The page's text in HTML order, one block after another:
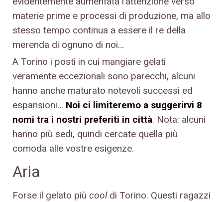
materie prime e processi di produzione, ma allo
stesso tempo continua a essere il re della
merenda di ognuno di noi…
A Torino i posti in cui mangiare gelati
veramente eccezionali sono parecchi, alcuni
hanno anche maturato notevoli successi ed
espansioni… Noi ci limiteremo a suggerirvi 8
nomi tra i nostri preferiti in città. Nota: alcuni
hanno più sedi, quindi cercate quella più
comoda alle vostre esigenze.
Aria
Forse il gelato più cooldi Torino. Questi ragazzi